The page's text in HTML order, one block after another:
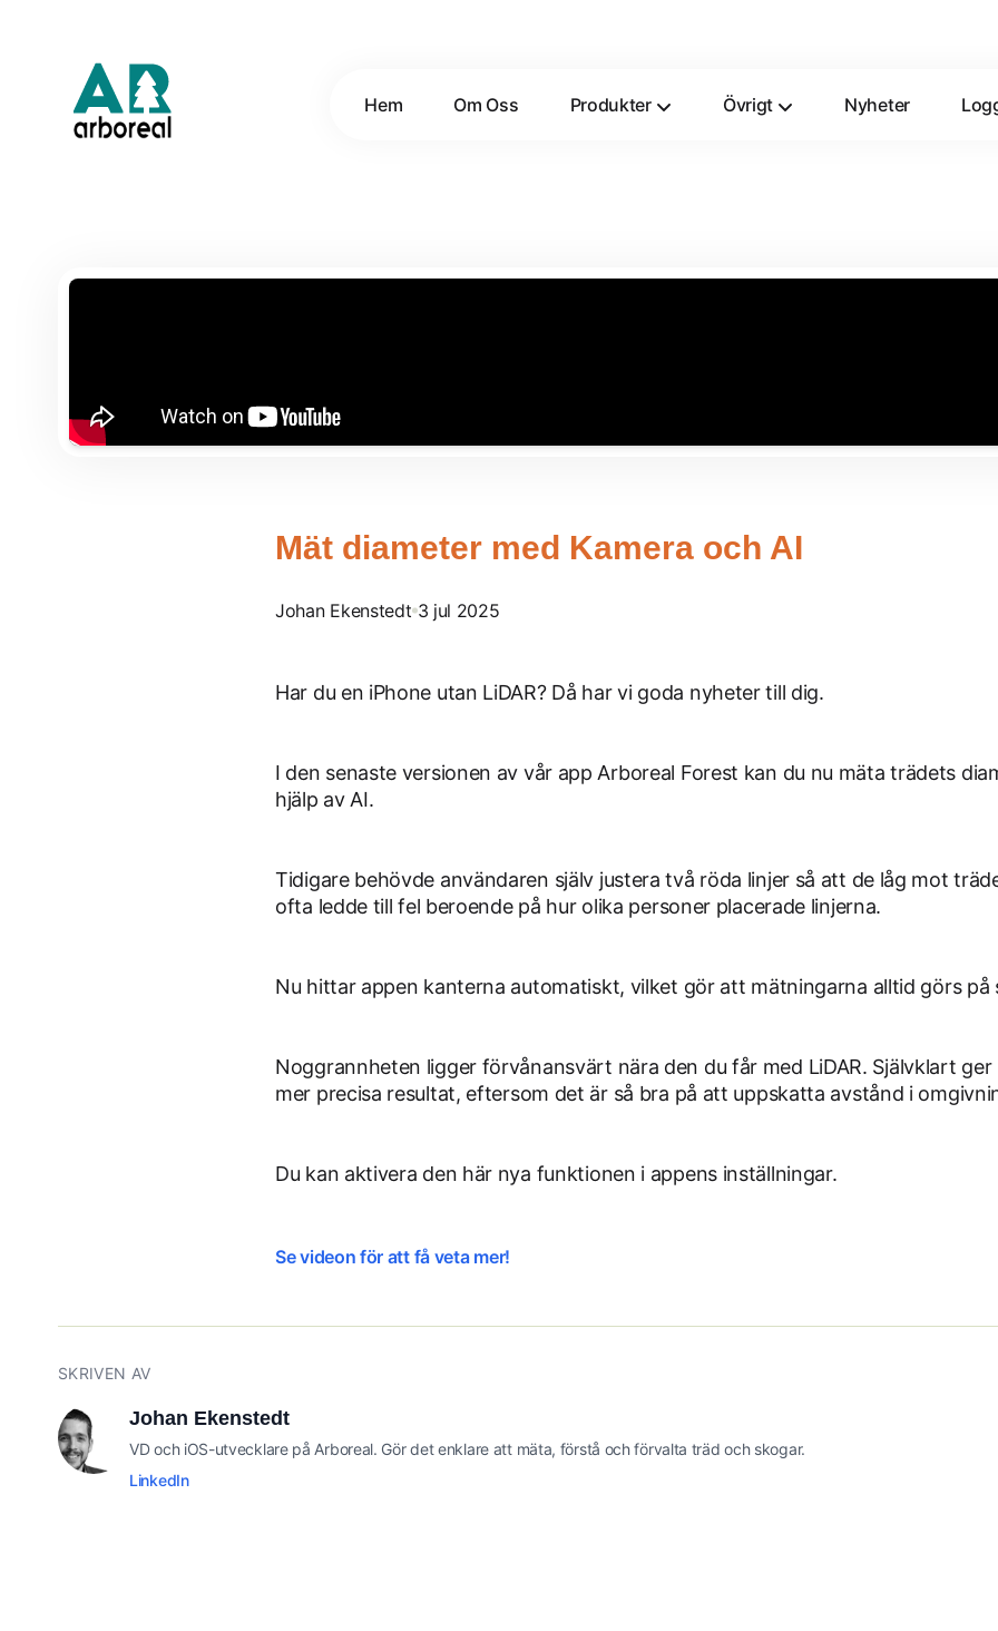
Hem Om Oss Produkter Övrigt Nyheter
Mät diameter med Kamera och AI
Johan Ekenstedt 3 jul 2025
Har du en iPhone utan LiDAR? Då har vi goda nyheter till dig.
I den senaste versionen av vår app Arboreal Forest kan du nu mäta trädets
hjälp av AI.
Tidigare behövde användaren själv justera två röda linjer så att de låg mot
ofta ledde till fel beroende på hur olika personer placerade linjerna.
Nu hittar appen kanterna automatiskt, vilket gör att mätningarna alltid görs på
Noggrannheten ligger förvånansvärt nära den du får med LiDAR. Självklart
mer precisa resultat, eftersom det är så bra på att uppskatta avstånd i
Du kan aktivera den här nya funktionen i appens inställningar.
Se videon för att få veta mer!
SKRIVEN AV
Johan Ekenstedt
VD och iOS-utvecklare på Arboreal. Gör det enklare att mäta, förstå och förvalta träd och skogar.
LinkedIn